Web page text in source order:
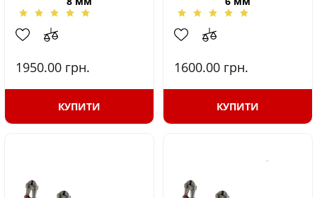
1950.00 грн.
КУПИТИ
1600.00 грн.
КУПИТИ